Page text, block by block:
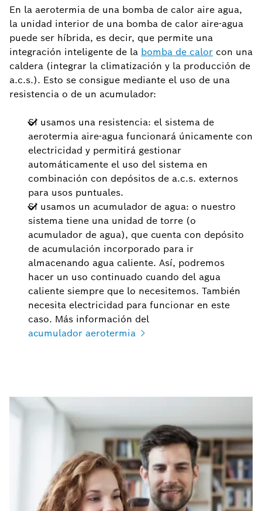
En la aerotermia de una bomba de calor aire agua,
la unidad interior de una bomba de calor aire-agua
puede ser híbrida, es decir, que permite una
integración inteligente de la bomba de calor con una
caldera (integrar la climatización y la producción de
a.c.s.). Esto se consigue mediante el uso de una
resistencia o de un acumulador:
Si usamos una resistencia: el sistema de
aerotermia aire-agua funcionará únicamente con
electricidad y permitirá gestionar
automáticamente el uso del sistema en
combinación con depósitos de a.c.s. externos
para usos puntuales.
Si usamos un acumulador de agua: o nuestro
sistema tiene una unidad de torre (o
acumulador de agua), que cuenta con depósito
de acumulación incorporado para ir
almacenando agua caliente. Así, podremos
hacer un uso continuado cuando del agua
caliente siempre que lo necesitemos. También
necesita electricidad para funcionar en este
caso. Más información del
acumulador aerotermia